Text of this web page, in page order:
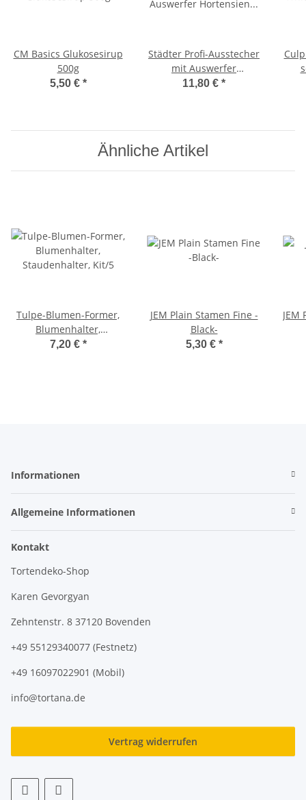
CM Basics Glukosesirup
500g
5,50 € *
Städter Profi-Ausstecher
mit Auswerfer
Hortensien & Flieder ø
11,80 € *
Ähnliche Artikel
Tulpe-Blumen-Former,
Blumenhalter,
Staudenhalter, Kit/5
7,20 € *
JEM Plain Stamen Fine -
Black-
5,30 € *
JEM
Informationen
Allgemeine Informationen
Kontakt
Tortendeko-Shop
Karen Gevorgyan
Zehntenstr. 8 37120 Bovenden
+49 55129340077 (Festnetz)
+49 16097022901 (Mobil)
info@tortana.de
Vertrag widerrufen